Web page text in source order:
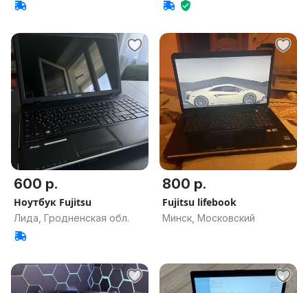
600 р.
Ноутбук Fujitsu
Лида, Гродненская обл.
800 р.
Fujitsu lifebook
Минск, Московский